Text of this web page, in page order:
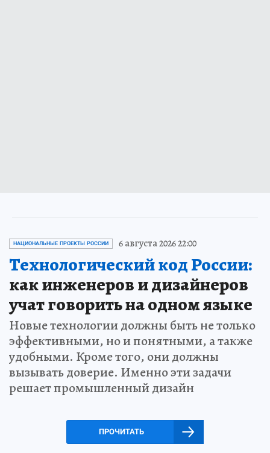
НАЦИОНАЛЬНЫЕ ПРОЕКТЫ РОССИИ 6 августа 2026 22:00
Технологический код России:
как инженеров и дизайнеров
учат говорить на одном языке
Новые технологии должны быть не только
эффективными, но и понятными, а также
удобными. Кроме того, они должны
вызывать доверие. Именно эти задачи
решает промышленный дизайн
ПРОЧИТАТЬ